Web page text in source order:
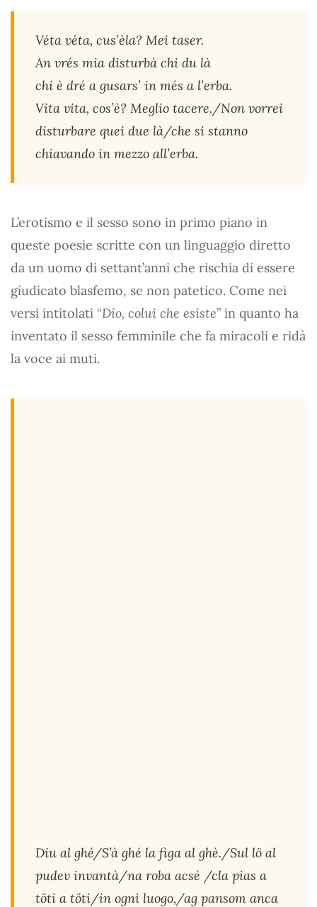
Véta véta, cus’èla? Mei taser.
An vrés mia disturbà chi du là
chi è dré a gusars’ in més a l’erba.
Vita vita, cos’è? Meglio tacere./Non vorrei
disturbare quei due là/che si stanno
chiavando in mezzo all’erba.
L’erotismo e il sesso sono in primo piano in
queste poesie scritte con un linguaggio diretto
da un uomo di settant’anni che rischia di essere
giudicato blasfemo, se non patetico. Come nei
versi intitolati “Dio, colui che esiste” in quanto ha
inventato il sesso femminile che fa miracoli e ridà
la voce ai muti.
Diu al ghé/S’à ghé la figa al ghè./Sul lö al
pudev invantà/na roba acsé /cla pias a
töti a töti/in ogni luogo,/ag pansom anca